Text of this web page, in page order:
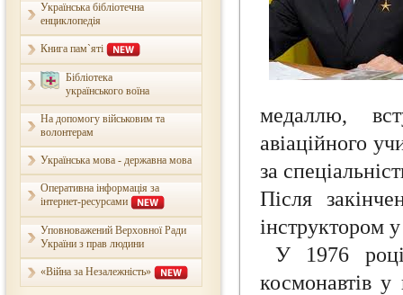
Українська бібліотечна
енциклопедія
Книга пам`яті
Бібліотека
українського воїна
На допомогу військовим та
волонтерам
Українська мова - державна мова
Оперативна інформація за
інтернет-ресурсами
Уповноважений Верховної Ради
України з прав людини
«Війна за Незалежність»
медаллю,
авіаційного
за
Після
інструктором
У 1976
космонавтів у